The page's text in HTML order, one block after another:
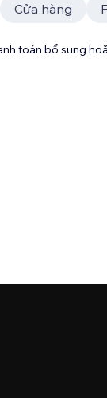
Cửa hàng
toán bổ sung